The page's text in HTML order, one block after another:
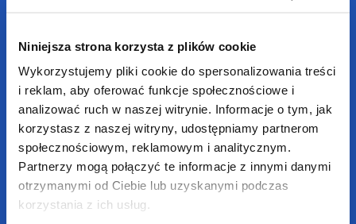
Niniejsza strona korzysta z plików cookie
Wykorzystujemy pliki cookie do spersonalizowania treści
i reklam, aby oferować funkcje społecznościowe i
analizować ruch w naszej witrynie. Informacje o tym, jak
korzystasz z naszej witryny, udostępniamy partnerom
społecznościowym, reklamowym i analitycznym.
Partnerzy mogą połączyć te informacje z innymi danymi
otrzymanymi od Ciebie lub uzyskanymi podczas
korzystania z ich usług.
Grafika, projektowanie gier
i technologia VR